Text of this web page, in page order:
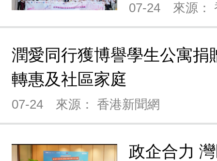
07-24 來源：
潤愛同行獲博譽學生公寓捐
轉惠及社區家庭
07-24 來源： 香港新聞網
政企合力